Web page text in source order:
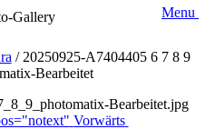
Gallery Menu
/ 20250925-A7404405 6 7 8 9
Bearbeitet
Vorwärts